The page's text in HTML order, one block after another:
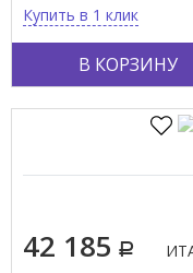
В КОРЗИНУ
Купить в 1 клик
42 185